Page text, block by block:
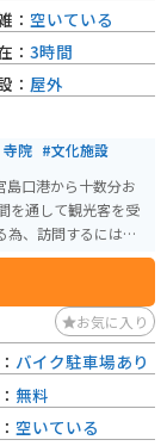
院 #文化施設
島口港から十数分お
を通して観光客を受
為、訪問するには季
： 空いている
： 3時間
： 屋外
お気に入り
バイク駐車場あり
無料
空いている